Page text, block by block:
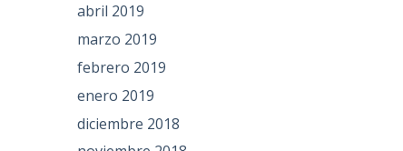
abril 2019
marzo 2019
febrero 2019
enero 2019
diciembre 2018